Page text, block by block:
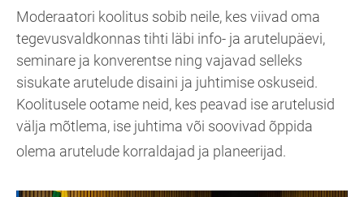
Moderaatori koolitus sobib neile, kes viivad oma
tegevusvaldkonnas tihti läbi info- ja arutelupäevi,
seminare ja konverentse ning vajavad selleks
sisukate arutelude disaini ja juhtimise oskuseid.
Koolitusele ootame neid, kes peavad ise arutelusid
välja mõtlema, ise juhtima või soovivad õppida
olema arutelude korraldajad ja planeerijad.